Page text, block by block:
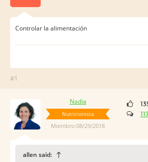
Controlar la alimentación
#1
Nadia
Nutricionista
Miembro:08/29/2018
allen said: